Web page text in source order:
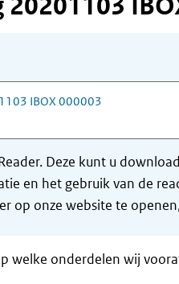
IBOX 000003
Deze kunt u
en het gebruik van de
op onze website te
welke onderdelen wij